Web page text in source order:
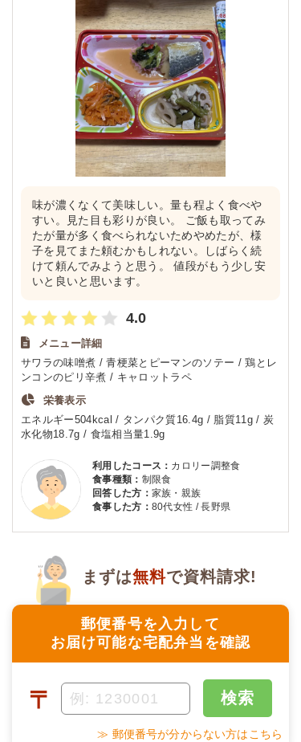
4.0
メニュー詳細
サワラの味噌煮 / 青梗菜とピーマンのソテー / 鶏とレ
ンコンのピリ辛煮 / キャロットラペ
栄養表示
エネルギー504kcal / タンパク質16.4g / 脂質11g / 炭
水化物18.7g / 食塩相当量1.9g
味が濃くなくて美味しい。量も程よく食べや
すい。見た目も彩りが良い。 ご飯も取ってみ
たが量が多く食べられないためやめたが、様
子を見てまた頼むかもしれない。しばらく続
けて頼んでみようと思う。 値段がもう少し安
いと良いと思います。
利用したコース： カロリー調整食
食事種類： 制限食
回答した方： 家族・親族
食事した方： 80代女性 / 長野県
郵便番号を入力して
お届け可能な宅配弁当を確認
まずは無料で資料請求!
〒 検索
≫ 郵便番号が分からない方はこちら